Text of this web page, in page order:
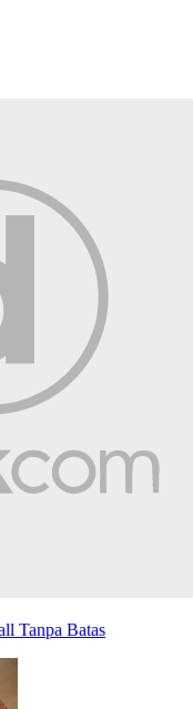
Tanpa Batas